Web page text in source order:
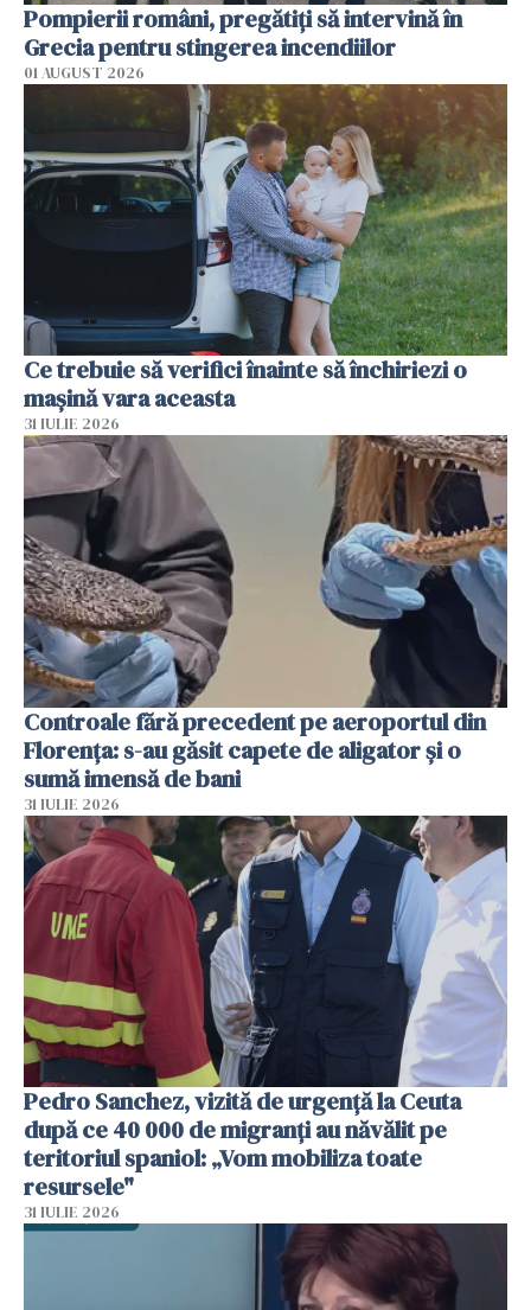
Pompierii români, pregătiţi să intervină în
Grecia pentru stingerea incendiilor
01 AUGUST 2026
Ce trebuie să verifici înainte să închiriezi o
mașină vara aceasta
31 IULIE 2026
Controale fără precedent pe aeroportul din
Florența: s-au găsit capete de aligator și o
sumă imensă de bani
31 IULIE 2026
Pedro Sanchez, vizită de urgență la Ceuta
după ce 40 000 de migranți au năvălit pe
teritoriul spaniol: „Vom mobiliza toate
resursele"
31 IULIE 2026